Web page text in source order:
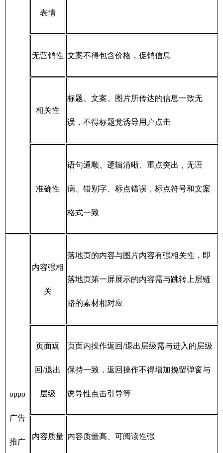
表情
无营销性 文案不得包含价格，促销信息
相关性
标题、文案、图片所传达的信息一致无
误，不得标题党诱导用户点击
准确性
语句通顺、逻辑清晰、重点突出，无语
病、错别字、标点错误，标点符号和文案
格式一致
oppo
广告
推广
内容强相
关
落地页的内容与图片内容有强相关性，即
落地页第一屏展示的内容需与跳转上层链
路的素材相对应
页面返
回/退出
层级
页面内操作返回/退出层级需与进入的层级
保持一致，返回操作不得增加挽留弹窗与
诱导性点击引导等
内容质量 内容质量高、可阅读性强